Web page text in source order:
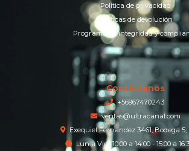
Política de privacidad
Políticas de devolución
Programa de integridad y
Contáctanos
+56967470243
ventas@ultracanal.com
Exequiel Fernandez 3461, Bodega 5,
Lun a Vier 10:00 a 14:00 - 15:00 a